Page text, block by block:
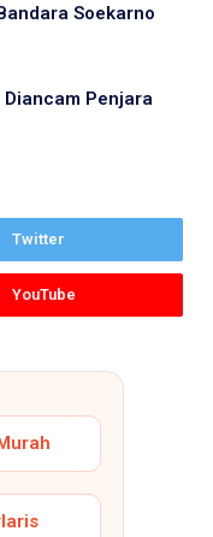
Soekarno
Penjara
Twitter
YouTube